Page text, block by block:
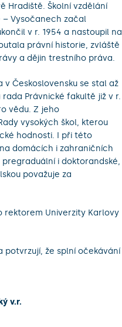
Hradiště. Školní vzdělání
– Vysočanech začal
v r. 1954 a nastoupil na
právní historie, zvláště
a dějin trestního práva.
Československu se stal až
Právnické fakultě již v r.
vědu. Z jeho
vysokých škol, kterou
hodnosti. I při této
domácích i zahraničních
i doktorandské,
považuje za
rektorem Univerzity Karlovy
potvrzují, že splní očekávání
v.r.